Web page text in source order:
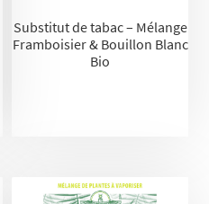
Substitut de tabac – Mélange
Framboisier & Bouillon Blanc
Bio